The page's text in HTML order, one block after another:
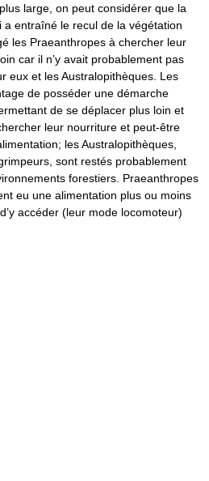
large, on peut considérer que la
a entraîné le recul de la végétation
les Praeanthropes à chercher leur
car il n’y avait probablement pas
eux et les Australopithèques. Les
de posséder une démarche
de se déplacer plus loin et
leur nourriture et peut-être
les Australopithèques,
sont restés probablement
forestiers. Praeanthropes
eu une alimentation plus ou moins
accéder (leur mode locomoteur)